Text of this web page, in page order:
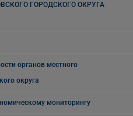
ГОРОДСКОГО ОКРУГА
органов местного
округа
мониторингу